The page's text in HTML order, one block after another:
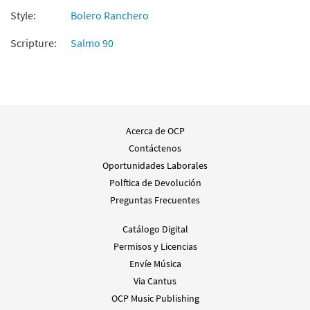
Style:
Bolero Ranchero
Scripture:
Salmo 90
Acerca de OCP
Contáctenos
Oportunidades Laborales
Polftica de Devolución
Preguntas Frecuentes
Catálogo Digital
Permisos y Licencias
Envíe Música
Via Cantus
OCP Music Publishing